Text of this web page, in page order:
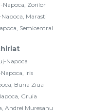
Zorilor
Marasti
Semicentral
Napoca
Iris
Buna Ziua
Gruia
Andrei Muresanu